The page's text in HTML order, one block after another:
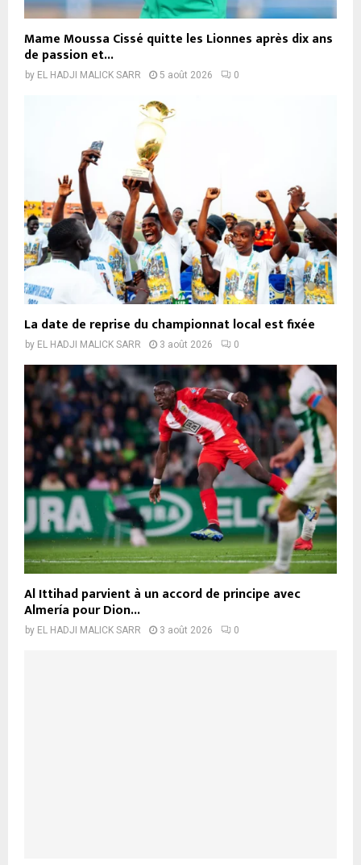
Mame Moussa Cissé quitte les Lionnes après dix ans
de passion et...
by EL HADJI MALICK SARR 5 août 2026 0
La date de reprise du championnat local est fixée
by EL HADJI MALICK SARR 3 août 2026 0
Al Ittihad parvient à un accord de principe avec
Almería pour Dion...
by EL HADJI MALICK SARR 3 août 2026 0